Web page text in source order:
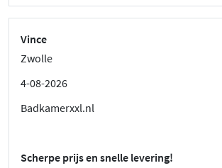
Vince
Zwolle
4-08-2026
Badkamerxxl.nl
Scherpe prijs en snelle levering!